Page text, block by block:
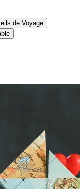
de Voyage